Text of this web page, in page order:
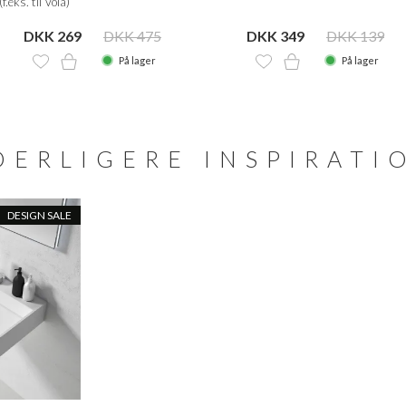
DKK 269 DKK 475 DKK 349
På lager
DKK 139
På lager
DESIGN SALE